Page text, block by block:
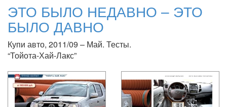
ЭТО БЫЛО НЕДАВНО – ЭТО
БЫЛО ДАВНО
Купи авто, 2011/09 – Май. Тесты.
“Тойота-Хай-Лакс”